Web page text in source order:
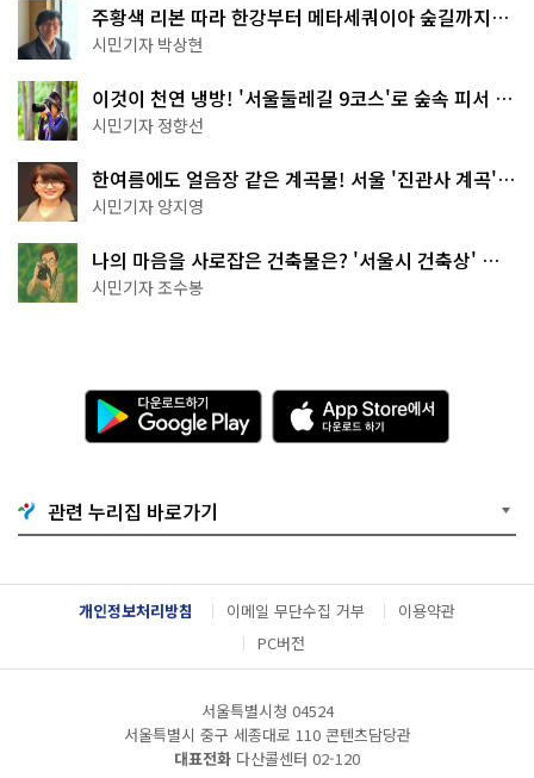
주황색 리본 따라 한강부터 메타세쿼이아 숲길까지…
서울둘레길 15코스
시민기자 박상현
이것이 천연 냉방! '서울둘레길 9코스'로 숲속 피서 떠
나볼까
시민기자 정향선
한여름에도 얼음장 같은 계곡물! 서울 '진관사 계곡'이
천국이네~
시민기자 양지영
나의 마음을 사로잡은 건축물은? '서울시 건축상' 수
상작 공개!
시민기자 조수봉
다
운
로
기
G
o
g
l
e
A
p
p
e
서
다
운
관련 누리집 바로가기
개인정보처리방침 이메일 무단수집 거부
이용약관
PC버전
서울특별시청 04524
서울특별시 중구 세종대로 110 콘텐츠담당관
대표전화 다산콜센터 02-120